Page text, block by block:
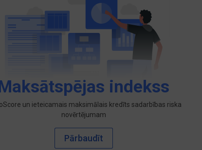
indekss
un ieteicamais maksimālais kredīts sadarbības riska
novērtējumam
Pārbaudīt